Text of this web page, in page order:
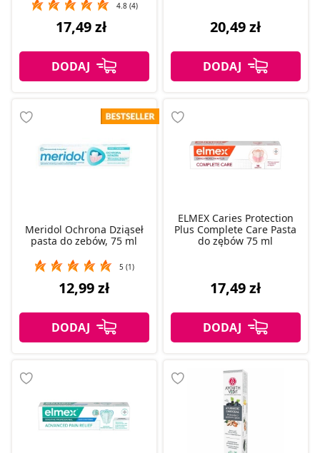
4.8 (4)
17,49 zł 20,49 zł
Meridol Ochrona Dziąseł
pasta do zebów, 75 ml
5 (1)
12,99 zł
ELMEX Caries Protection
Plus Complete Care Pasta
do zębów 75 ml
17,49 zł